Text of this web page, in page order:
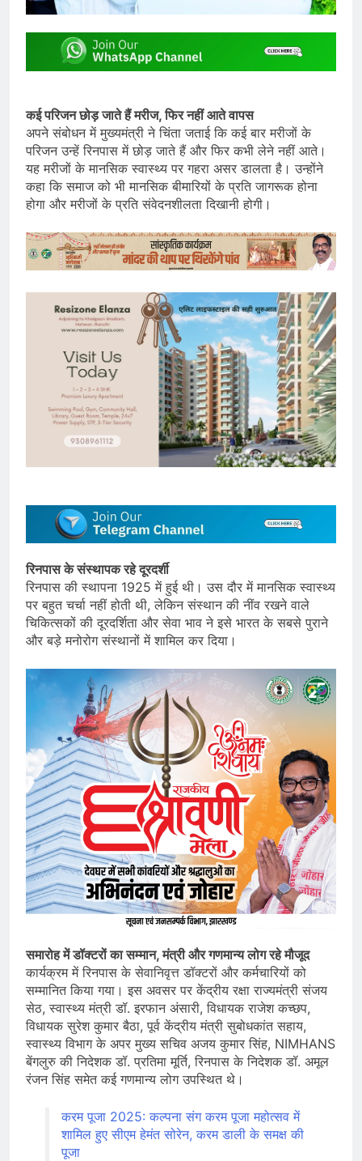
कई परिजन छोड़ जाते हैं मरीज, फिर नहीं आते वापस
अपने संबोधन में मुख्यमंत्री ने चिंता जताई कि कई बार मरीजों के
परिजन उन्हें रिनपास में छोड़ जाते हैं और फिर कभी लेने नहीं आते।
यह मरीजों के मानसिक स्वास्थ्य पर गहरा असर डालता है। उन्होंने
कहा कि समाज को भी मानसिक बीमारियों के प्रति जागरूक होना
होगा और मरीजों के प्रति संवेदनशीलता दिखानी होगी।
रिनपास के संस्थापक रहे दूरदर्शी
रिनपास की स्थापना 1925 में हुई थी। उस दौर में मानसिक स्वास्थ्य
पर बहुत चर्चा नहीं होती थी, लेकिन संस्थान की नींव रखने वाले
चिकित्सकों की दूरदर्शिता और सेवा भाव ने इसे भारत के सबसे पुराने
और बड़े मनोरोग संस्थानों में शामिल कर दिया।
समारोह में डॉक्टरों का सम्मान, मंत्री और गणमान्य लोग रहे मौजूद
कार्यक्रम में रिनपास के सेवानिवृत्त डॉक्टरों और कर्मचारियों को
सम्मानित किया गया। इस अवसर पर केंद्रीय रक्षा राज्यमंत्री संजय
सेठ, स्वास्थ्य मंत्री डॉ. इरफान अंसारी, विधायक राजेश कच्छप,
विधायक सुरेश कुमार बैठा, पूर्व केंद्रीय मंत्री सुबोधकांत सहाय,
स्वास्थ्य विभाग के अपर मुख्य सचिव अजय कुमार सिंह, NIMHANS
बेंगलुरु की निदेशक डॉ. प्रतिमा मूर्ति, रिनपास के निदेशक डॉ. अमूल
रंजन सिंह समेत कई गणमान्य लोग उपस्थित थे।
करम पूजा 2025: कल्पना संग करम पूजा महोत्सव में
शामिल हुए सीएम हेमंत सोरेन, करम डाली के समक्ष की
पूजा